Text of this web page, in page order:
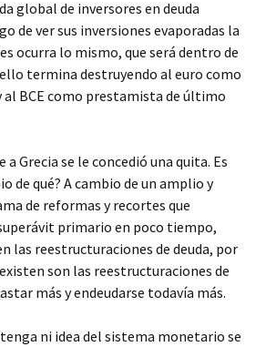
global de inversores en deuda
de ver sus inversiones evaporadas la
ocurra lo mismo, que será dentro de
termina destruyendo al euro como
al BCE como prestamista de último
a Grecia se le concedió una quita. Es
de qué? A cambio de un amplio y
de reformas y recortes que
primario en poco tiempo,
las reestructuraciones de deuda, por
son las reestructuraciones de
más y endeudarse todavía más.
ni idea del sistema monetario se